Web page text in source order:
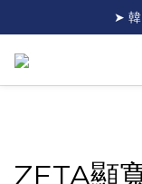
ZETA顯
➤ 韓